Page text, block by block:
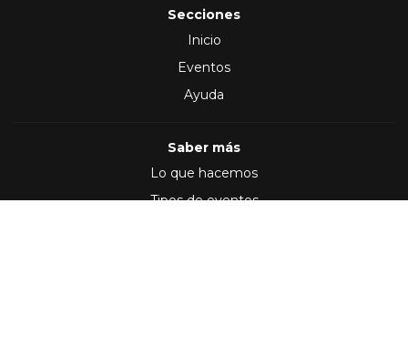
Secciones
Inicio
Eventos
Ayuda
Saber más
Lo que hacemos
Tipos de eventos